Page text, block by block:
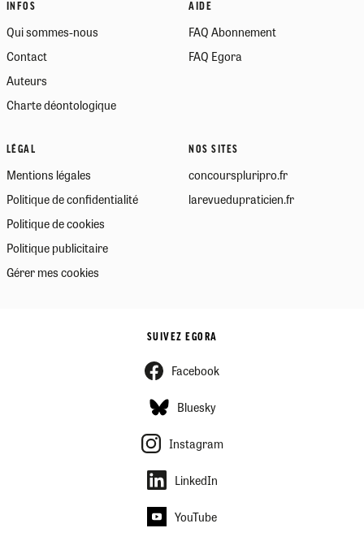
INFOS
Qui sommes-nous
Contact
Auteurs
Charte déontologique
AIDE
FAQ Abonnement
FAQ Egora
LÉGAL
Mentions légales
Politique de confidentialité
Politique de cookies
Politique publicitaire
Gérer mes cookies
NOS SITES
concourspluripro.fr
larevuedupraticien.fr
SUIVEZ EGORA
Facebook
Bluesky
Instagram
LinkedIn
YouTube